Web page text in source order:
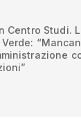
Centro Studi.